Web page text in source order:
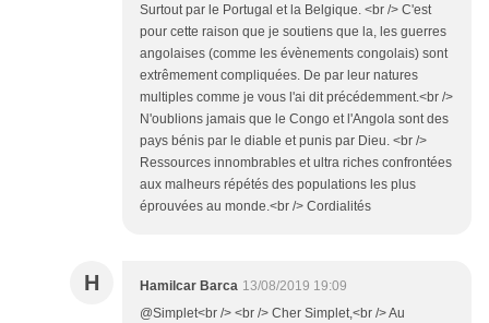
Surtout par le Portugal et la Belgique. <br /> C'est
pour cette raison que je soutiens que la, les guerres
angolaises (comme les évènements congolais) sont
extrêmement compliquées. De par leur natures
multiples comme je vous l'ai dit précédemment.<br />
N'oublions jamais que le Congo et l'Angola sont des
pays bénis par le diable et punis par Dieu. <br />
Ressources innombrables et ultra riches confrontées
aux malheurs répétés des populations les plus
éprouvées au monde.<br /> Cordialités
H Hamilcar Barca 13/08/2019 19:09
@Simplet<br /> <br /> Cher Simplet,<br /> Au